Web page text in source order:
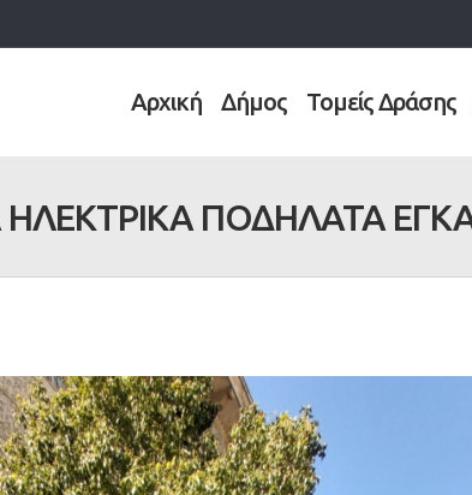
Αρχική Δήμος Τομείς Δράσης
ΠΟΔΗΛΑΤΑ